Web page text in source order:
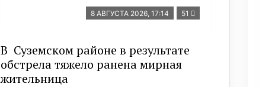
8 АВГУСТА 2026, 17:14 51
В Суземском районе в результате
обстрела тяжело ранена мирная
жительница